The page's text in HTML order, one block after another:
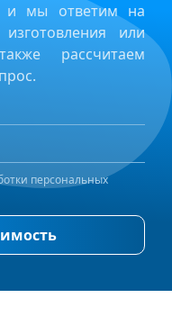
и мы ответим на
или
рассчитаем
персональных